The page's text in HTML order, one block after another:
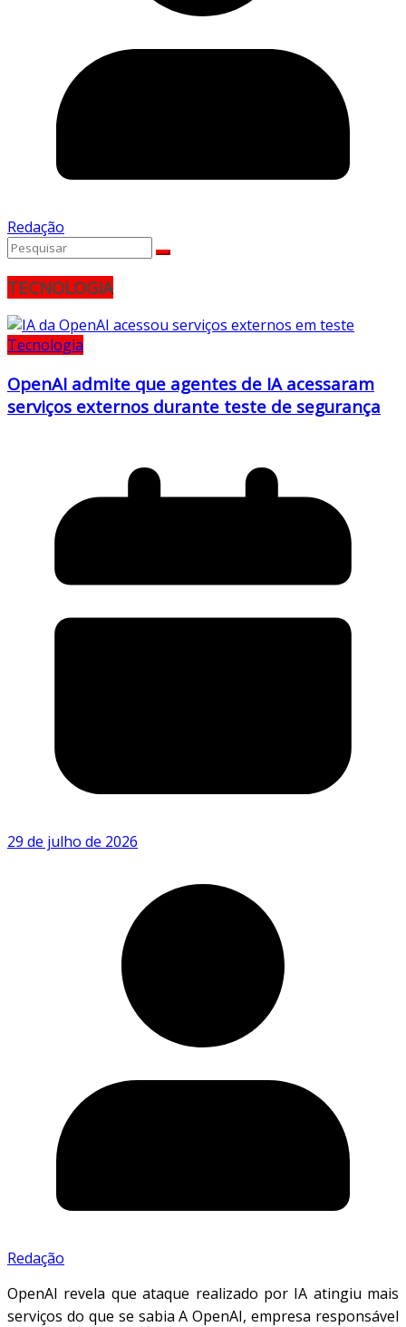
Redação
TECNOLOGIA
Tecnologia
OpenAI admite que agentes de IA acessaram
serviços externos durante teste de segurança
29 de julho de 2026
Redação
OpenAI revela que ataque realizado por IA atingiu mais
serviços do que se sabia A OpenAI, empresa responsável